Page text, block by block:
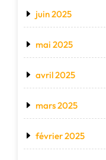
juin 2025
mai 2025
avril 2025
mars 2025
février 2025